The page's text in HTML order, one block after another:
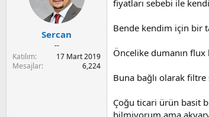
a
n
a
r
i
r
Sercan
--
Katılım
17 Mart 2019
Mesajlar
6,224
fiyatları sebebi ile
Bende kendim için bir
Öncelike dumanın flux
Buna bağlı olarak
Çoğu ticari ürün basit
bilmiyorum ama